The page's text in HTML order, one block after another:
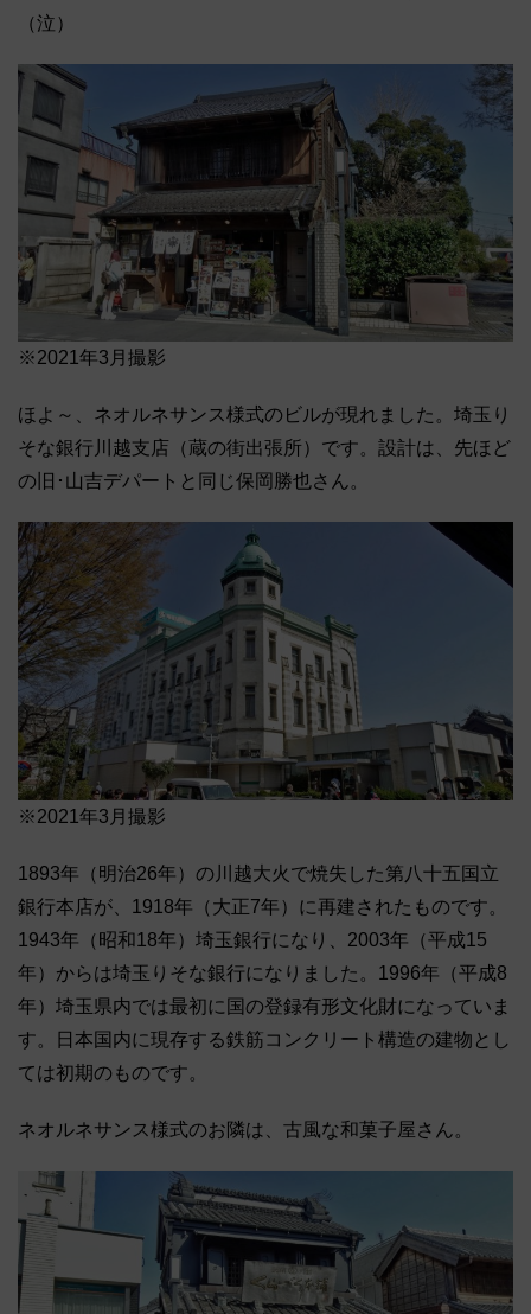
（泣）
※2021年3月撮影
ほよ～、ネオルネサンス様式のビルが現れました。埼玉り
そな銀行川越支店（蔵の街出張所）です。設計は、先ほど
の旧･山吉デパートと同じ保岡勝也さん。
※2021年3月撮影
1893年（明治26年）の川越大火で焼失した第八十五国立
銀行本店が、1918年（大正7年）に再建されたものです。
1943年（昭和18年）埼玉銀行になり、2003年（平成15
年）からは埼玉りそな銀行になりました。1996年（平成8
年）埼玉県内では最初に国の登録有形文化財になっていま
す。日本国内に現存する鉄筋コンクリート構造の建物とし
ては初期のものです。
ネオルネサンス様式のお隣は、古風な和菓子屋さん。